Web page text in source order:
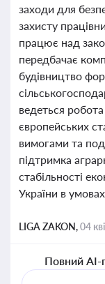
заходи для
захисту
працює над
передбачає
будівництво
ведеться
європейських
вимогами та
підтримка
стабільності
України в
LIGA ZAKON,04
Повний AI-